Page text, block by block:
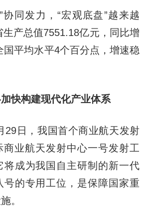
同发力，“宏观底盘”越来越
产总值7551.18亿元，同比增
国平均水平4个百分点，增速稳
构建现代化产业体系
日，我国首个商业航天发射
业航天发射中心一号发射工
将成为我国自主研制的新一代
号的专用工位，是保障国家重
。